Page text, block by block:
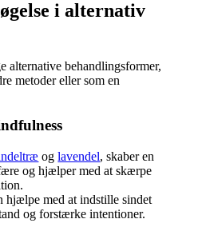
i alternativ
alternative behandlingsformer,
metoder eller som en
oglavendel, skaber en
og hjælper med at skærpe
hjælpe med at indstille sindet
og forstærke intentioner.